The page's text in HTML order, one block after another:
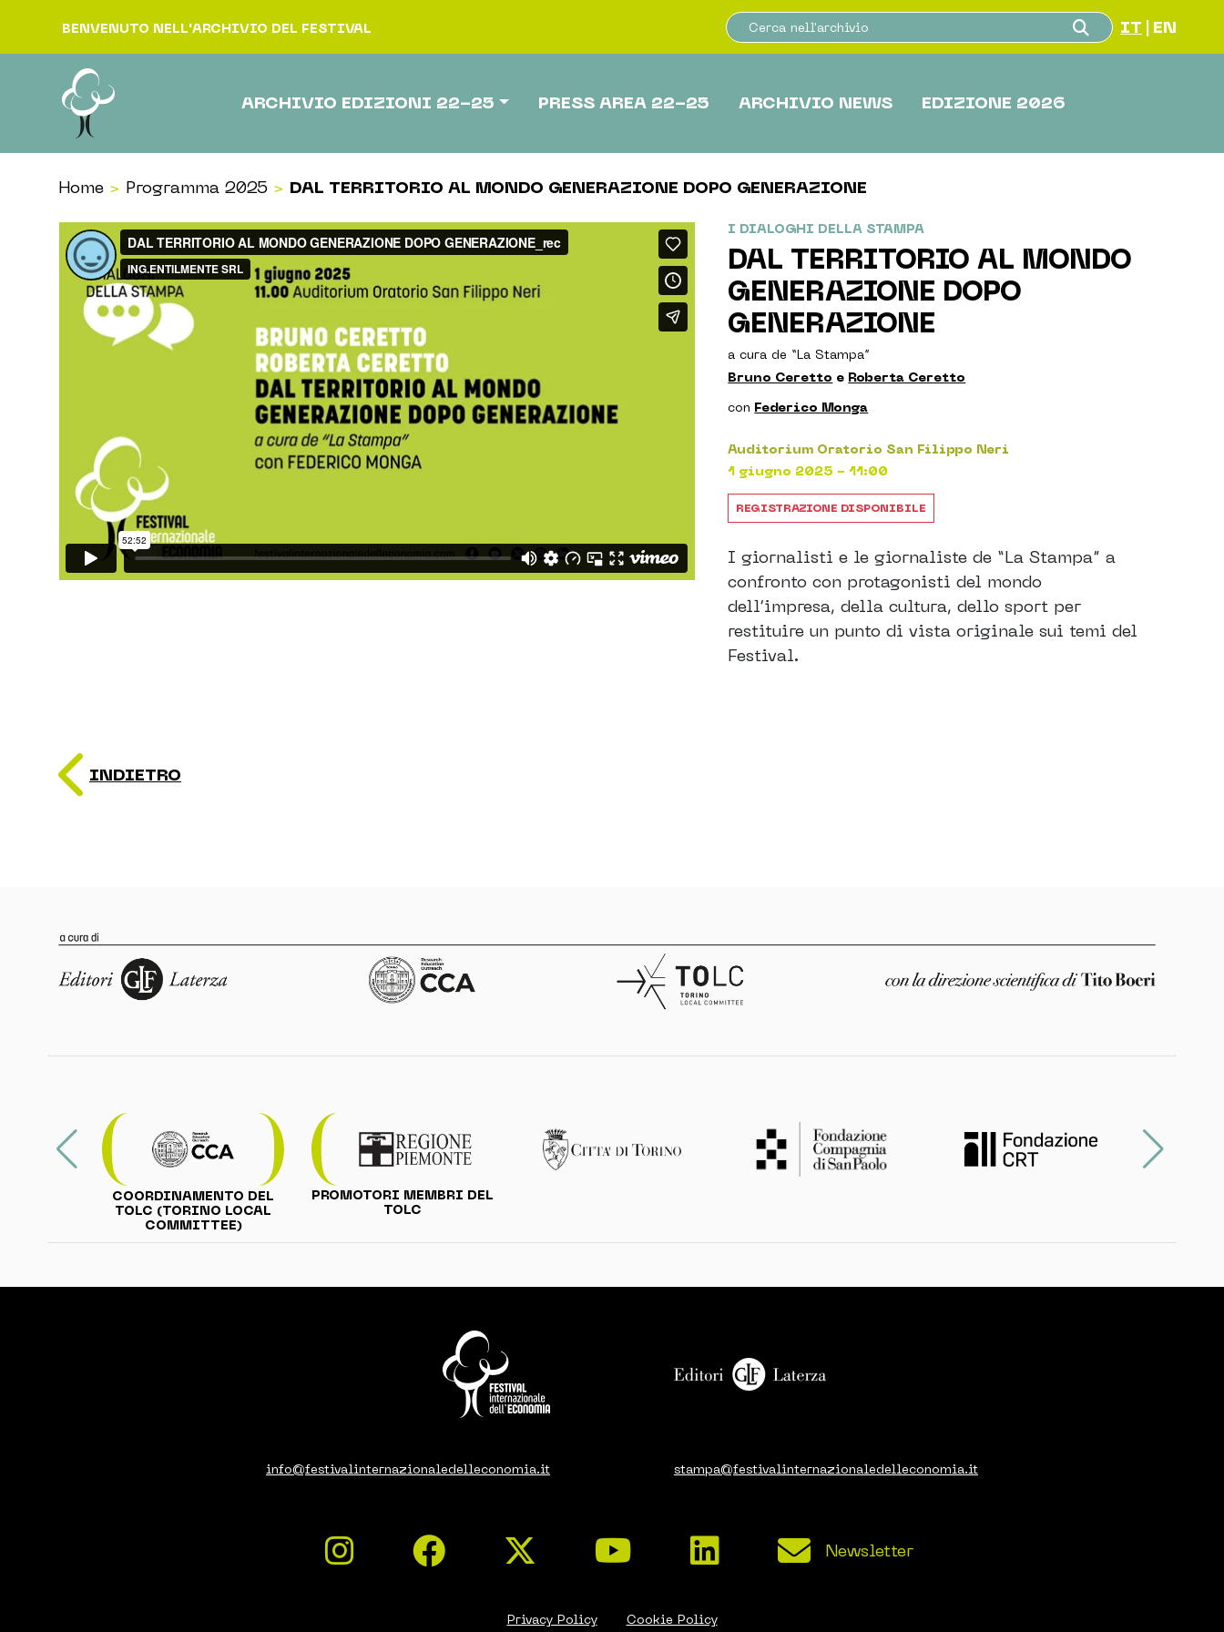
BENVENUTO NELL'ARCHIVIO DEL FESTIVAL IT EN
ARCHIVIO EDIZIONI 22-25 PRESS AREA 22-25 ARCHIVIO NEWS EDIZIONE 2026
Home > Programma 2025 > DAL TERRITORIO AL MONDO GENERAZIONE DOPO GENERAZIONE
I DIALOGHI DELLA STAMPA
DAL TERRITORIO AL MONDO
GENERAZIONE DOPO
GENERAZIONE
a cura de “La Stampa”
Bruno Ceretto e Roberta Ceretto
con Federico Monga
Auditorium Oratorio San Filippo Neri
1 giugno 2025 - 11:00
REGISTRAZIONE DISPONIBILE
I giornalisti e le giornaliste de “La Stampa” a
confronto con protagonisti del mondo
dell’impresa, della cultura, dello sport per
restituire un punto di vista originale sui temi del
Festival.
INDIETRO
COORDINAMENTO DEL
TOLC (TORINO LOCAL
COMMITTEE)
PROMOTORI MEMBRI DEL
TOLC
info@festivalinternazionaledelleconomia.it stampa@festivalinternazionaledelleconomia.it
Newsletter
Privacy Policy Cookie Policy